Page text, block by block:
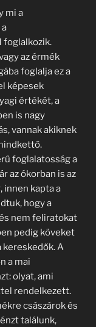
mi a
foglalkozik.
az érmék
foglalja ez a
képesek
értékét, a
is nagy
vannak akiknek
foglalatosság a
az ókorban is az
innen kapta a
hogy a
nem feliratokat
pedig köveket
kereskedők. A
a mai
olyat, ami
rendelkezett.
császárok és
találunk,